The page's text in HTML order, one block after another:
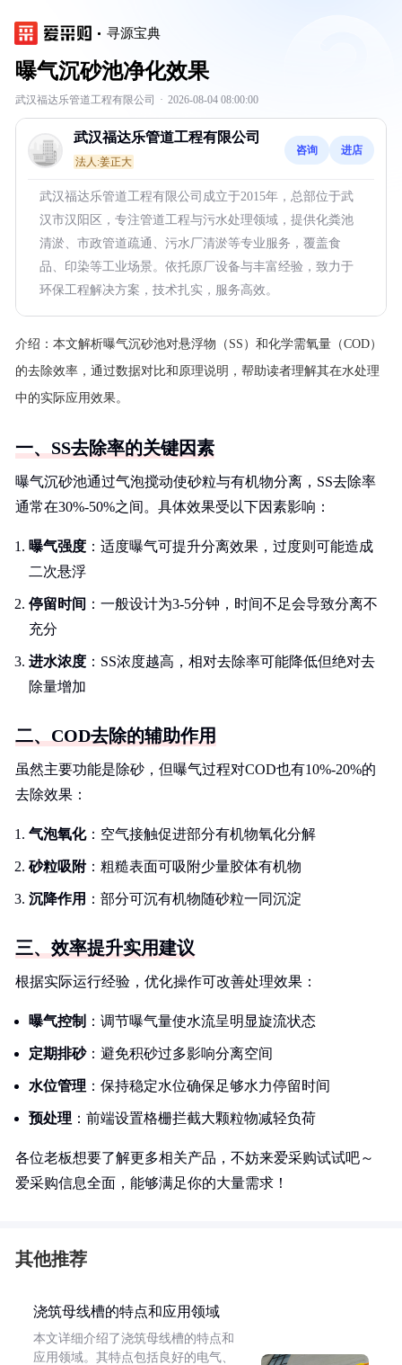
寻源宝典
曝气沉砂池净化效果
武汉福达乐管道工程有限公司 · 2026-08-04 08:00:00
武汉福达乐管道工程有限公司
法人:姜正大
咨询 进店
武汉福达乐管道工程有限公司成立于2015年，总部位于武
汉市汉阳区，专注管道工程与污水处理领域，提供化粪池
清淤、市政管道疏通、污水厂清淤等专业服务，覆盖食
品、印染等工业场景。依托原厂设备与丰富经验，致力于
环保工程解决方案，技术扎实，服务高效。
介绍： 本文解析曝气沉砂池对悬浮物（SS）和化学需氧量（COD）
的去除效率，通过数据对比和原理说明，帮助读者理解其在水处理
中的实际应用效果。
一、SS去除率的关键因素
曝气沉砂池通过气泡搅动使砂粒与有机物分离，SS去除率
通常在30%-50%之间。具体效果受以下因素影响：
曝气强度 ：适度曝气可提升分离效果，过度则可能造成
二次悬浮
停留时间 ：一般设计为3-5分钟，时间不足会导致分离不
充分
进水浓度 ：SS浓度越高，相对去除率可能降低但绝对去
除量增加
二、COD去除的辅助作用
虽然主要功能是除砂，但曝气过程对COD也有10%-20%的
去除效果：
气泡氧化：空气接触促进部分有机物氧化分解
砂粒吸附：粗糙表面可吸附少量胶体有机物
沉降作用 ：部分可沉有机物随砂粒一同沉淀
三、效率提升实用建议
根据实际运行经验，优化操作可改善处理效果：
曝气控制 ：调节曝气量使水流呈明显旋流状态
定期排砂：避免积砂过多影响分离空间
水位管理 ：保持稳定水位确保足够水力停留时间
预处理 ：前端设置格栅拦截大颗粒物减轻负荷
各位老板想要了解更多相关产品，不妨来爱采购试试吧～
爱采购信息全面，能够满足你的大量需求！
其他推荐
浇筑母线槽的特点和应用领域
本文详细介绍了浇筑母线槽的特点和
应用领域。其特点包括良好的电气、